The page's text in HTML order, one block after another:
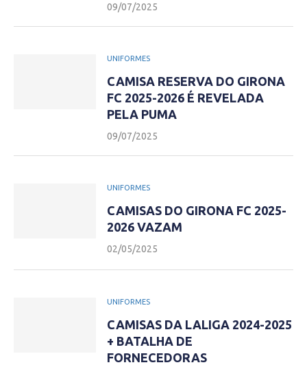
09/07/2025
UNIFORMES
CAMISA RESERVA DO GIRONA
FC 2025-2026 É REVELADA
PELA PUMA
09/07/2025
UNIFORMES
CAMISAS DO GIRONA FC 2025-
2026 VAZAM
02/05/2025
UNIFORMES
CAMISAS DA LALIGA 2024-2025
+ BATALHA DE
FORNECEDORAS